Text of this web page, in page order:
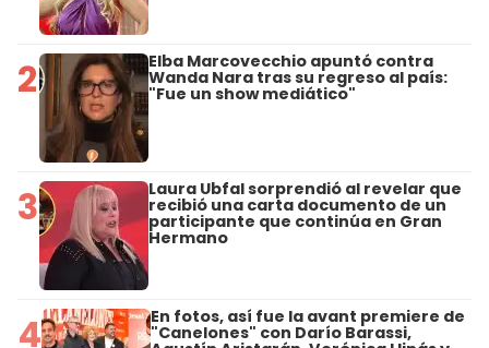
2 Elba Marcovecchio apuntó contra
Wanda Nara tras su regreso al país:
"Fue un show mediático"
3 Laura Ubfal sorprendió al revelar que
recibió una carta documento de un
participante que continúa en Gran
Hermano
4 En fotos, así fue la avant premiere de
"Canelones" con Darío Barassi,